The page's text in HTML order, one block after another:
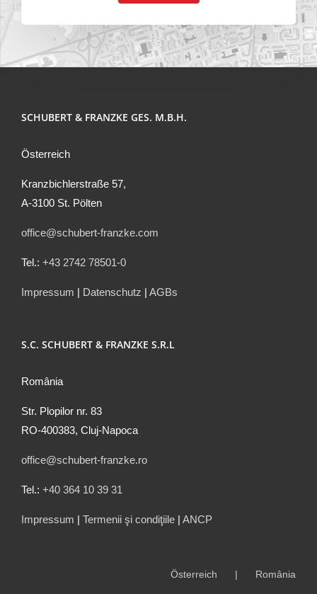
SCHUBERT & FRANZKE GES. M.B.H.
Österreich
Kranzbichlerstraße 57,
A-3100 St. Pölten
office@schubert-franzke.com
Tel.: +43 2742 78501-0
Impressum | Datenschutz | AGBs
S.C. SCHUBERT & FRANZKE S.R.L
România
Str. Plopilor nr. 83
RO-400383, Cluj-Napoca
office@schubert-franzke.ro
Tel.: +40 364 10 39 31
Impressum | Termenii şi condiţiile | ANCP
Österreich România